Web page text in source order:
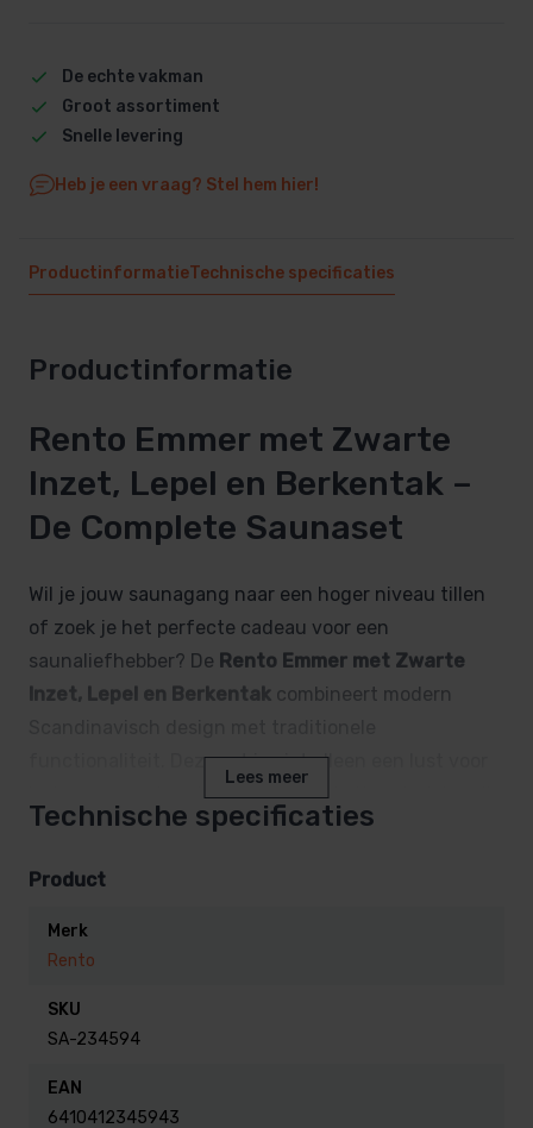
De echte vakman
Groot assortiment
Snelle levering
Heb je een vraag? Stel hem hier!
ProductinformatieTechnische specificaties
Productinformatie
Rento Emmer met Zwarte
Inzet, Lepel en Berkentak –
De Complete Saunaset
Wil je jouw saunagang naar een hoger niveau tillen
of zoek je het perfecte cadeau voor een
saunaliefhebber? De Rento Emmer met Zwarte
Inzet, Lepel en Berkentak combineert modern
functionaliteit. Deze set is niet alleen een lust voor
het oog, maar is ook samengesteld uit materialen die
jarenlang meegaan in het vochtige en warme
Waarom kiezen voor deze Rento
saunaset?
Rento staat bekend als hét merk voor moderne
Lees meer
Technische specificaties
Product
Merk
Rento
SKU
SA-234594
EAN
6410412345943